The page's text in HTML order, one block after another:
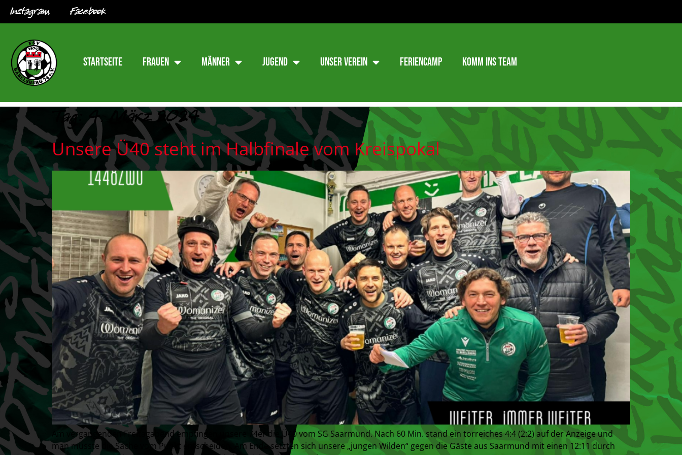
Instagram Facebook
Startseite Frauen Männer Jugend Unser Verein Feriencamp Komm ins Team
Tag:4. März 2024
Unsere Ü40 steht im Halbfinale vom Kreispokal
Am vergangenden Freitagabend empfingen unsere 74er die Ü40 vom SG Saarmund. Nach 60 Min. stand ein torreiches 4:4 (2:2) auf der Anzeige und
man musste die Sache vom Punkt entscheiden. Am Ende setzten sich unsere „jungen Wilden“ gegen die Gäste aus Saarmund mit einen 12:11 durch